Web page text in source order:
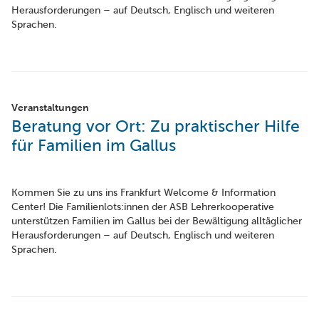
Herausforderungen – auf Deutsch, Englisch und weiteren
Sprachen.
Veranstaltungen
Beratung vor Ort: Zu praktischer Hilfe
für Familien im Gallus
Kommen Sie zu uns ins Frankfurt Welcome & Information
Center! Die Familienlots:innen der ASB Lehrerkooperative
unterstützen Familien im Gallus bei der Bewältigung alltäglicher
Herausforderungen – auf Deutsch, Englisch und weiteren
Sprachen.